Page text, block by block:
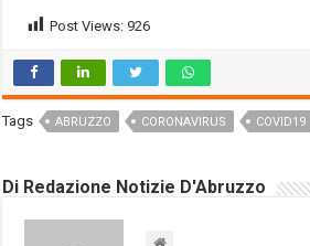
Post Views: 926
Tags ABRUZZO CORONAVIRUS COVID19
Di Redazione Notizie D'Abruzzo